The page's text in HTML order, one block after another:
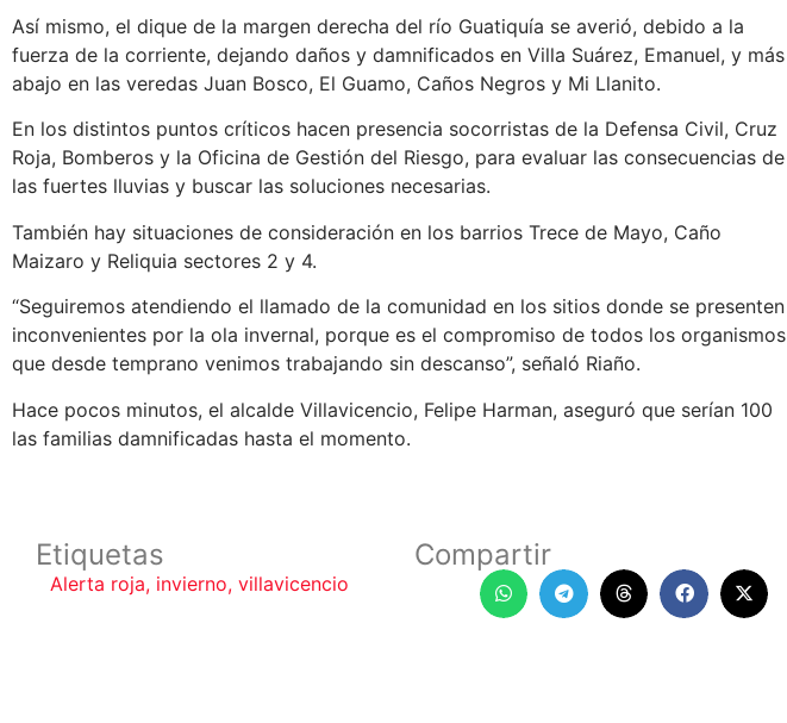
Así mismo, el dique de la margen derecha del río Guatiquía se averió, debido a la
fuerza de la corriente, dejando daños y damnificados en Villa Suárez, Emanuel, y más
abajo en las veredas Juan Bosco, El Guamo, Caños Negros y Mi Llanito.
En los distintos puntos críticos hacen presencia socorristas de la Defensa Civil, Cruz
Roja, Bomberos y la Oficina de Gestión del Riesgo, para evaluar las consecuencias de
las fuertes lluvias y buscar las soluciones necesarias.
También hay situaciones de consideración en los barrios Trece de Mayo, Caño
Maizaro y Reliquia sectores 2 y 4.
“Seguiremos atendiendo el llamado de la comunidad en los sitios donde se presenten
inconvenientes por la ola invernal, porque es el compromiso de todos los organismos
que desde temprano venimos trabajando sin descanso”, señaló Riaño.
Hace pocos minutos, el alcalde Villavicencio, Felipe Harman, aseguró que serían 100
las familias damnificadas hasta el momento.
Etiquetas
Alerta roja, invierno, villavicencio
Compartir